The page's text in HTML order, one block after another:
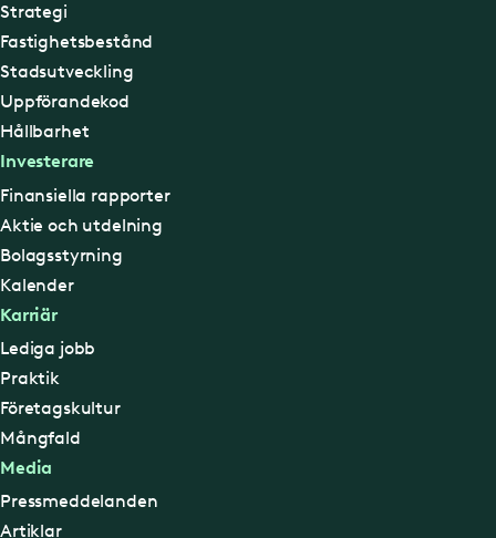
Strategi
Fastighetsbestånd
Stadsutveckling
Uppförandekod
Hållbarhet
Investerare
Finansiella rapporter
Aktie och utdelning
Bolagsstyrning
Kalender
Karriär
Lediga jobb
Praktik
Företagskultur
Mångfald
Media
Pressmeddelanden
Artiklar